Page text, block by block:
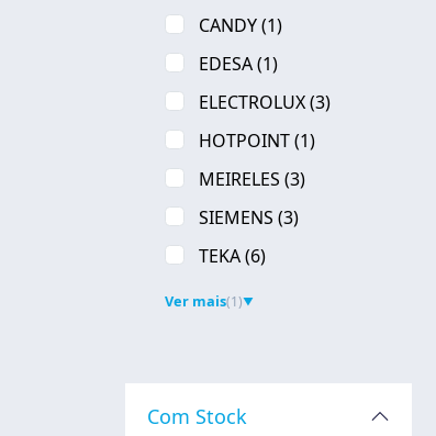
CANDY(1)
EDESA(1)
ELECTROLUX(3)
HOTPOINT(1)
MEIRELES (3)
SIEMENS (3)
TEKA(6)
Ver mais(1)▼
Com Stock